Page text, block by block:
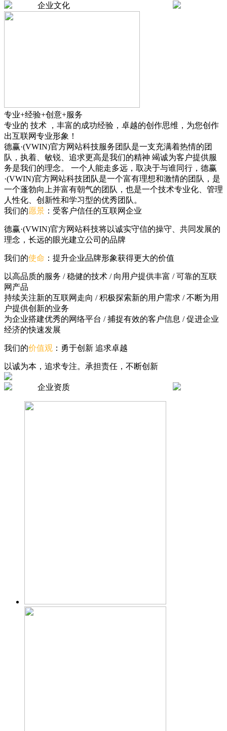
企业文化
专业+经验+创意+服务
专业的 技术 ，丰富的成功经验 ，卓越的创作思维 ，为您创作
出互联网专业形象！
德赢·(VWIN)官方网站科技服务团队是一支充满着热情的团
队，执着、敏锐、追求更高是我们的精神 竭诚为客户提供服
务是我们的理念。 一个人能走多远，取决于与谁同行，德赢
·(VWIN)官方网站科技团队是一个富有理想和激情的团队，是
一个蓬勃向上并富有朝气的团队，也是一个技术专业化、管理
人性化、创新性和学习型的优秀团队。
我们的愿景 ：受客户信任的互联网企业
德赢·(VWIN)官方网站科技将以诚实守信的操守、共同发展的
理念，长远的眼光建立公司的品牌
我们的使命 ：提升企业品牌形象获得更大的价值
以高品质的服务 / 稳健的技术 / 向用户提供丰富 / 可靠的互联
网产品
持续关注新的互联网走向 / 积极探索新的用户需求 / 不断为用
户提供创新的业务
为企业搭建优秀的网络平台 / 捕捉有效的客户信息 / 促进企业
经济的快速发展
我们的价值观 ：勇于创新 追求卓越
以诚为本，追求专注。承担责任，不断创新
企业资质